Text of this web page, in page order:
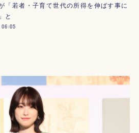
「若者・子育て世代の所得を伸ばす事に
と